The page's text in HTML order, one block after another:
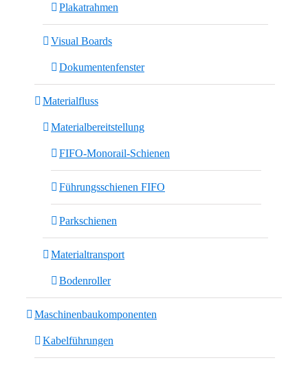
Plakatrahmen
Visual Boards
Dokumentenfenster
Materialfluss
Materialbereitstellung
FIFO-Monorail-Schienen
Führungsschienen FIFO
Parkschienen
Materialtransport
Bodenroller
Maschinenbaukomponenten
Kabelführungen